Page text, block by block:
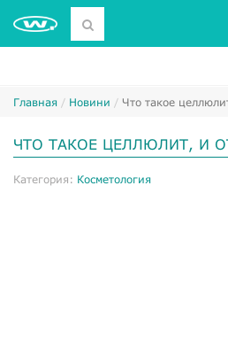
Главная Новини Что такое
ЧТО ТАКОЕ ЦЕЛЛЮЛИТ, И
Категория: Косметология